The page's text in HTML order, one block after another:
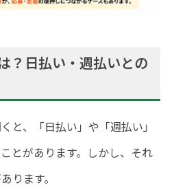
？日払い・週払いとの
と、「日払い」や「週払い」
とがあります。しかし、それ
ります。